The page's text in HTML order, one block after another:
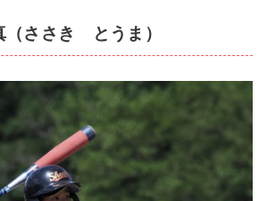
ささき とうま）